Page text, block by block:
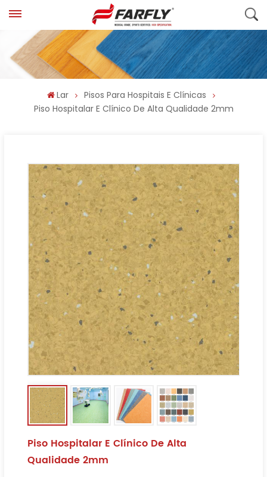
Lar
Pisos Para Hospitais E Clínicas
Piso Hospitalar E Clínico De Alta Qualidade 2mm
Piso Hospitalar E Clínico De Alta
Qualidade 2mm